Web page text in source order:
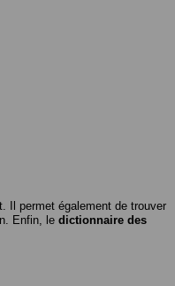
Il permet également de trouver
Enfin, le dictionnaire des